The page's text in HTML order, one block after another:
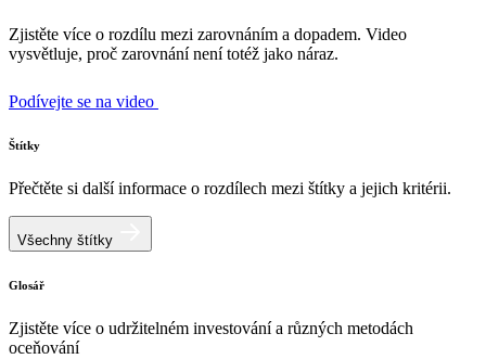
Zjistěte více o rozdílu mezi zarovnáním a dopadem. Video
vysvětluje, proč zarovnání není totéž jako náraz.
Podívejte se na video
Štítky
Přečtěte si další informace o rozdílech mezi štítky a jejich kritérii.
Všechny štítky
Glosář
Zjistěte více o udržitelném investování a různých metodách
oceňování